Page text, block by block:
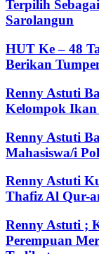
Terpilih
Sarolangun
HUT Ke – 48
Berikan
Renny Astuti
Kelompok
Renny Astuti
Mahasiswa/i
Renny Astuti
Thafiz Al Qur-
Renny Astuti ;
Perempuan